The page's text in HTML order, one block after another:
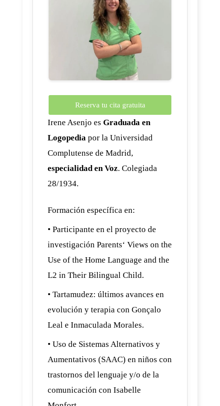
Reserva tu cita gratuita
Irene Asenjo es Graduada en
Logopedia por la Universidad
Complutense de Madrid,
especialidad en Voz. Colegiada
28/1934.
Formación específica en:
• Participante en el proyecto de
investigación Parents‘ Views on the
Use of the Home Language and the
L2 in Their Bilingual Child.
• Tartamudez: últimos avances en
evolución y terapia con Gonçalo
Leal e Inmaculada Morales.
• Uso de Sistemas Alternativos y
Aumentativos (SAAC) en niños con
trastornos del lenguaje y/o de la
comunicación con Isabelle